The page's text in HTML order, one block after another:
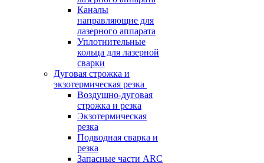
Каналы
направляющие для
лазерного аппарата
Уплотнительные
кольца для лазерной
сварки
Дуговая строжка и
экзотермическая резка
Воздушно-дуговая
строжка и резка
Экзотермическая
резка
Подводная сварка и
резка
Запасные части ARC